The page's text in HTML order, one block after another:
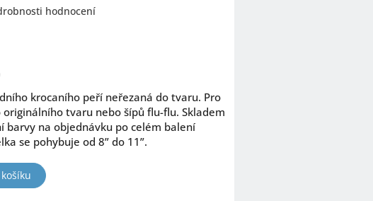
hodnocení
krocaního peří neřezaná do tvaru. Pro
tvaru nebo šípů flu-flu. Skladem
barvy na objednávku po celém balení
se pohybuje od 8” do 11”.